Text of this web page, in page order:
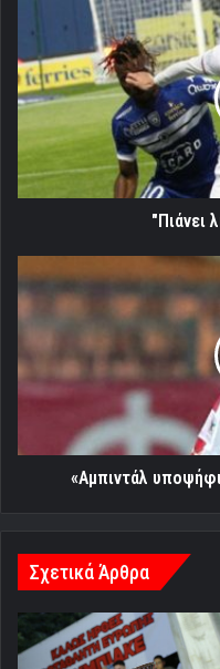
λιμάνι
ο
Μπενζιά"
"Πιάνει
υποψήφιος
διάδοχος
Σεγούρα»
«Αμπιντάλ
Σχετικά Άρθρα